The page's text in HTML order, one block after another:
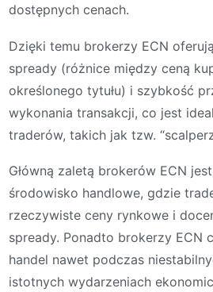
dostępnych cenach.
Dzięki temu brokerzy ECN
spready (różnice między ceną
określonego tytułu) i szybkość
wykonania transakcji, co jest
traderów, takich jak tzw.
Główną zaletą brokerów ECN
środowisko handlowe, gdzie
rzeczywiste ceny rynkowe i
spready. Ponadto brokerzy ECN
handel nawet podczas
istotnych wydarzeniach